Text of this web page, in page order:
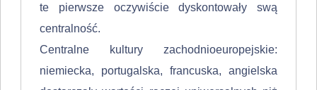
te pierwsze oczywiście dyskontowały swą
centralność.
Centralne kultury zachodnioeuropejskie:
niemiecka, portugalska, francuska, angielska